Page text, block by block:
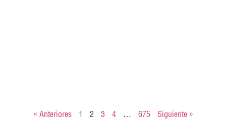
« Anteriores 1 2 3 4 … 675 Siguiente »